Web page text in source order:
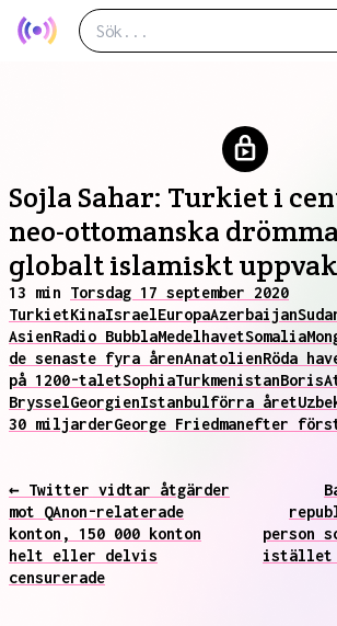
Sojla Sahar: Turkiet i
neo-ottomanska
globalt islamiskt
13 min Torsdag 17 september 2020
TurkietKinaIsraelEuropaAzerbaijan
AsienRadio BubblaMedelhavetSomalia
de senaste fyra årenAnatolienRöda
på 1200-taletSophiaTurkmenistanBoris
BrysselGeorgienIstanbulförra året
30 miljarderGeorge Friedmanefter
← Twitter vidtar åtgärder
mot QAnon-relaterade
konton, 150 000 konton
helt eller delvis
censurerade
person
istället